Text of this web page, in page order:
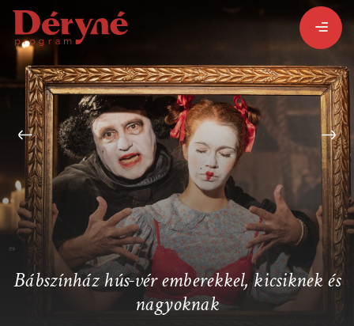
BEJELENTKEZEM
REGISZTRÁLOK
PROGRAMISMERTETŐ
ALPROGRAMOK:
Bábszínház hús-vér emberekkel, kicsiknek és
nagyoknak